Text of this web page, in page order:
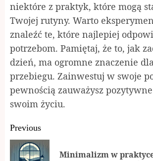
niektóre z praktyk, które mogą
Twojej rutyny. Warto
znaleźć te, które najlepiej
potrzebom. Pamiętaj, że to, jak
dzień, ma ogromne znaczenie
przebiegu. Zainwestuj w swoje
pewnością zauważysz
swoim życiu.
Continue
Reading
Previous
Minimalizm w